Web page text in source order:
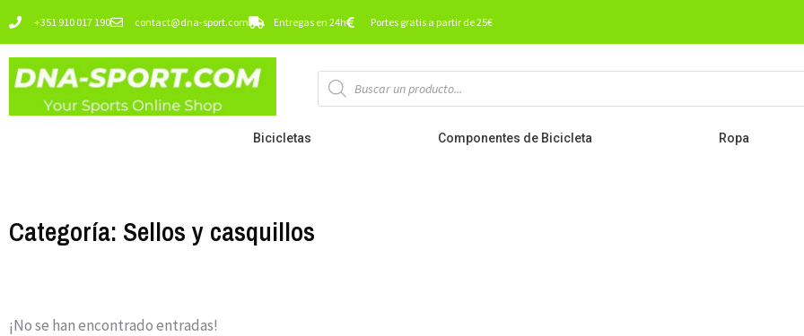
contenido
+351 910 017 190 contact@dna-sport.com Entregas en 24h Portes gratis a partir de 25€
Búsqueda
de
productos
Bicicletas Componentes de Bicicleta Ropa
Categoría: Sellos y casquillos
¡No se han encontrado entradas!